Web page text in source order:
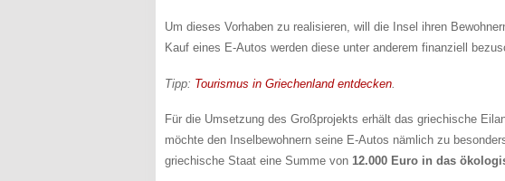
Um dieses Vorhaben zu realisieren, will die Insel ihren
Kauf eines E-Autos werden diese unter anderem finanziell
Tipp: Tourismus in Griechenland entdecken
Für die Umsetzung des Großprojekts erhält das griechische
möchte den Inselbewohnern seine E-Autos nämlich zu
griechische Staat eine Summe von 12.000 Euro in das